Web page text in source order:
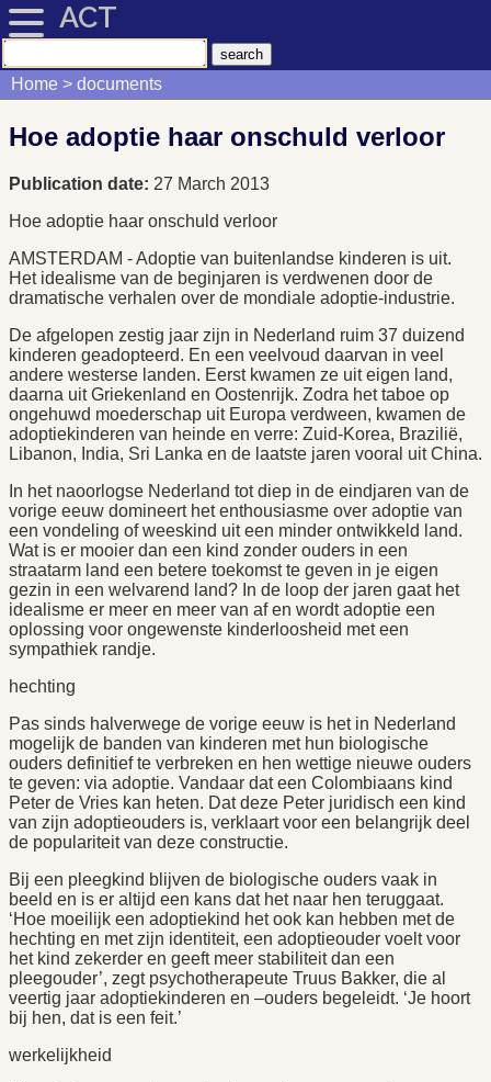
ACT
Home documents
Hoe adoptie haar onschuld verloor
Publication date: 27 March 2013
Hoe adoptie haar onschuld verloor
AMSTERDAM - Adoptie van buitenlandse kinderen is uit.
Het idealisme van de beginjaren is verdwenen door de
dramatische verhalen over de mondiale adoptie-industrie.
De afgelopen zestig jaar zijn in Nederland ruim 37 duizend
kinderen geadopteerd. En een veelvoud daarvan in veel
andere westerse landen. Eerst kwamen ze uit eigen land,
daarna uit Griekenland en Oostenrijk. Zodra het taboe op
ongehuwd moederschap uit Europa verdween, kwamen de
adoptiekinderen van heinde en verre: Zuid-Korea, Brazilië,
Libanon, India, Sri Lanka en de laatste jaren vooral uit China.
In het naoorlogse Nederland tot diep in de eindjaren van de
vorige eeuw domineert het enthousiasme over adoptie van
een vondeling of weeskind uit een minder ontwikkeld land.
Wat is er mooier dan een kind zonder ouders in een
straatarm land een betere toekomst te geven in je eigen
gezin in een welvarend land? In de loop der jaren gaat het
idealisme er meer en meer van af en wordt adoptie een
oplossing voor ongewenste kinderloosheid met een
sympathiek randje.
hechting
Pas sinds halverwege de vorige eeuw is het in Nederland
mogelijk de banden van kinderen met hun biologische
ouders definitief te verbreken en hen wettige nieuwe ouders
te geven: via adoptie. Vandaar dat een Colombiaans kind
Peter de Vries kan heten. Dat deze Peter juridisch een kind
van zijn adoptieouders is, verklaart voor een belangrijk deel
de populariteit van deze constructie.
Bij een pleegkind blijven de biologische ouders vaak in
beeld en is er altijd een kans dat het naar hen teruggaat.
‘Hoe moeilijk een adoptiekind het ook kan hebben met de
hechting en met zijn identiteit, een adoptieouder voelt voor
het kind zekerder en geeft meer stabiliteit dan een
pleegouder’, zegt psychotherapeute Truus Bakker, die al
veertig jaar adoptiekinderen en –ouders begeleidt. ‘Je hoort
bij hen, dat is een feit.’
werkelijkheid